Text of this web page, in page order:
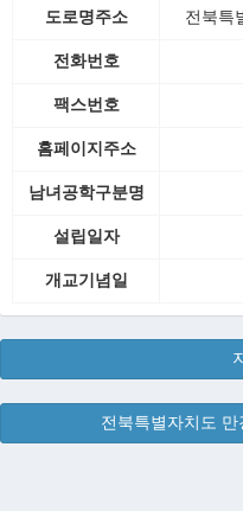
도로명주소 전북특
전화번호
팩스번호
홈페이지주소
남녀공학구분명
설립일자
개교기념일
전북특별자치도 만